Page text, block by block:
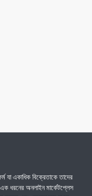
একাধিক বিক্রেতাকে তাদের
ধরনের অনলাইন মার্কেটপ্লেস